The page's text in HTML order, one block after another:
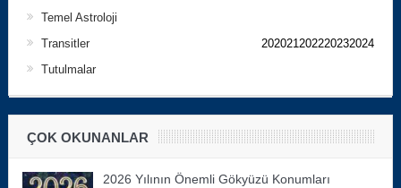
Temel Astroloji
Transitler
202021202220232024
Tutulmalar
ÇOK OKUNANLAR
2026 Yılının Önemli Gökyüzü Konumları